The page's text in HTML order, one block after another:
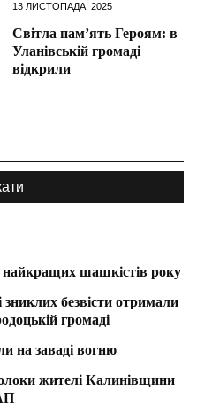
13 ЛИСТОПАДА, 2025
Світла памʼять Героям: в
Уланівській громаді
відкрили
найкращих шашкістів року
безвісти отримали
громаді
на заваді вогню
жителі Калинівщини